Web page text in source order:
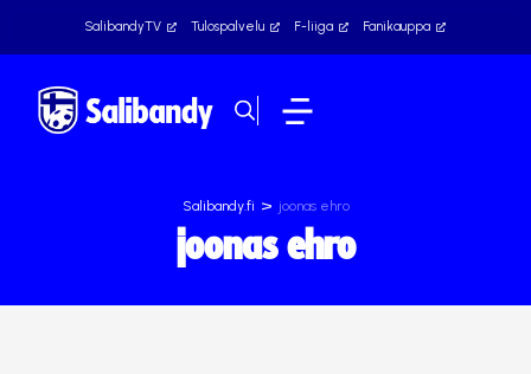
SalibandyTV Tulospalvelu F-liiga Fanikauppa
Salibandy.fi > joonas ehro
joonas ehro